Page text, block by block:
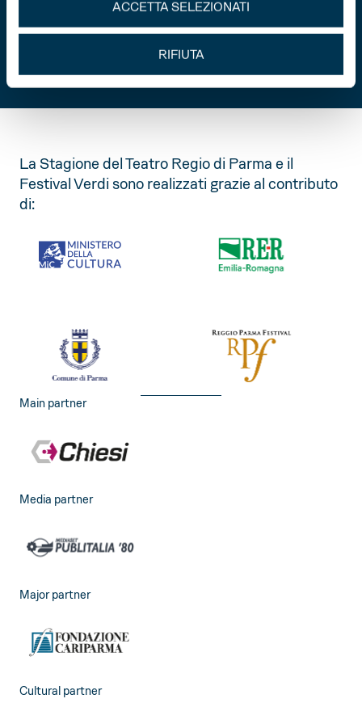
ACCETTA SELEZIONATI
RIFIUTA
La Stagione del Teatro Regio di Parma e il
Festival Verdi sono realizzati grazie al contributo
di:
Main partner
Media partner
Major partner
Cultural partner